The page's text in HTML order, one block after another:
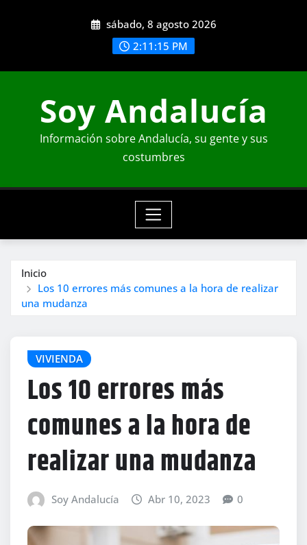
sábado, 8 agosto 2026
2:11:17 PM
Soy Andalucía
Información sobre Andalucía, su gente y sus
costumbres
Inicio
Los 10 errores más comunes a la hora de realizar
una mudanza
VIVIENDA
Los 10 errores más
comunes a la hora de
realizar una mudanza
Soy Andalucía Abr 10, 2023 0